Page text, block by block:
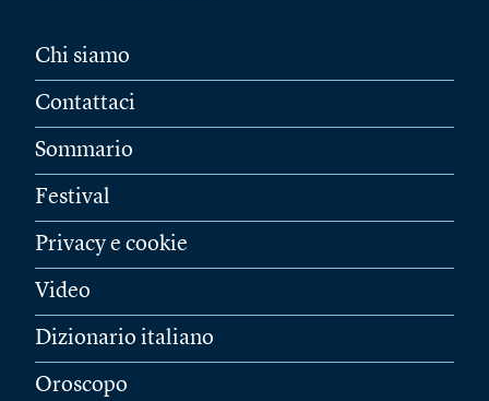
Chi siamo
Contattaci
Sommario
Festival
Privacy e cookie
Video
Dizionario italiano
Oroscopo